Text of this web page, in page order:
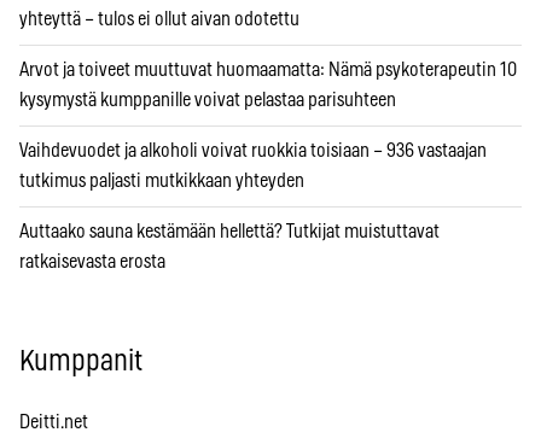
yhteyttä – tulos ei ollut aivan odotettu
Arvot ja toiveet muuttuvat huomaamatta: Nämä psykoterapeutin 10
kysymystä kumppanille voivat pelastaa parisuhteen
Vaihdevuodet ja alkoholi voivat ruokkia toisiaan – 936 vastaajan
tutkimus paljasti mutkikkaan yhteyden
Auttaako sauna kestämään hellettä? Tutkijat muistuttavat
ratkaisevasta erosta
Kumppanit
Deitti.net